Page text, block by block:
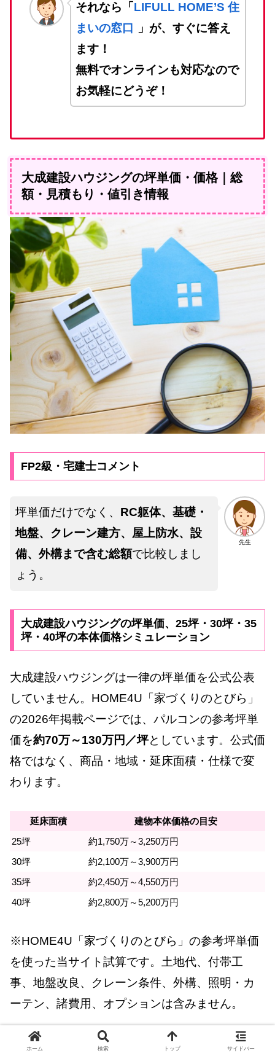
それなら「 LIFULL HOME’S 住
まいの窓口
」が、すぐに答え
ます！
無料でオンラインも対応なので
お気軽にどうぞ！
大成建設ハウジングの坪単価・価格｜総
額・見積もり・値引き情報
FP2級・宅建士コメント
先生
坪単価だけでなく、 RC躯体、基礎・
地盤、クレーン建方、屋上防水、設
備、外構まで含む総額で比較しまし
ょう。
大成建設ハウジングの坪単価、25坪・30坪・35
坪・40坪の本体価格シミュレーション
大成建設ハウジングは一律の坪単価を公式公表
していません。HOME4U「家づくりのとびら」
の2026年掲載ページでは、パルコンの参考坪単
価を約70万～130万円／坪としています。公式価
格ではなく、商品・地域・延床面積・仕様で変
わります。
延床面積
建物本体価格の目安
25坪
約1,750万～3,250万円
30坪
約2,100万～3,900万円
35坪
約2,450万～4,550万円
40坪
約2,800万～5,200万円
※HOME4U「家づくりのとびら」の参考坪単価
を使った当サイト試算です。土地代、付帯工
事、地盤改良、クレーン条件、外構、照明・カ
ーテン、諸費用、オプションは含みません。
大成建設ハウジングは高い？安い？
ホーム 検索 トップ サイドバー